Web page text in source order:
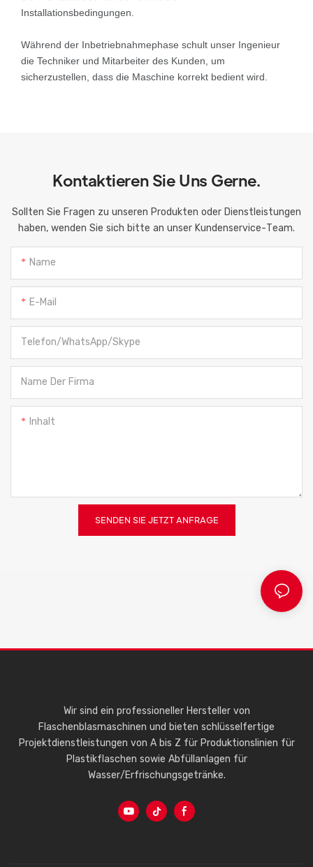
Installationsbedingungen.
Während der Inbetriebnahmephase schult unser Ingenieur
die Techniker und Mitarbeiter des Kunden, um
sicherzustellen, dass die Maschine korrekt bedient wird.
Kontaktieren Sie Uns Gerne.
Sollten Sie Fragen zu unseren Produkten oder Dienstleistungen
haben, wenden Sie sich bitte an unser Kundenservice-Team.
Name
E-Mail
Telefon/WhatsApp/Skype
Name Der Firma
Inhalt
SENDEN SIE JETZT ANFRAGE
Wir sind ein professioneller Hersteller von
Flaschenblasmaschinen und bieten schlüsselfertige
Projektdienstleistungen von A bis Z für Produktionslinien für
Plastikflaschen sowie Abfüllanlagen für
Wasser/Erfrischungsgetränke.